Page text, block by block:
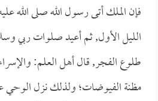
فإن الملك أتى رسول الله صلى الله
الليل الأول, ثم أعيد صلوات ربي
طلوع الفجر, قال أهل العلم:
مظنة الفيوضات؛ ولذلك نزل الوحي